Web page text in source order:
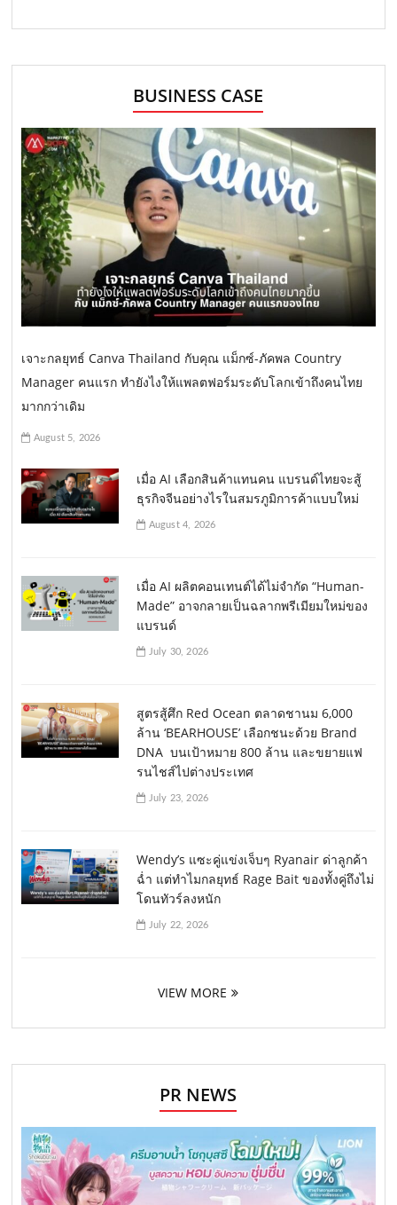
BUSINESS CASE
เจาะกลยุทธ์ Canva Thailand กับคุณ แม็กซ์-ภัคพล Country
Manager คนแรก ทำยังไงให้แพลตฟอร์มระดับโลกเข้าถึงคนไทย
มากกว่าเดิม
August 5, 2026
เมื่อ AI เลือกสินค้าแทนคน แบรนด์ไทยจะสู้
ธุรกิจจีนอย่างไรในสมรภูมิการค้าแบบใหม่
August 4, 2026
เมื่อ AI ผลิตคอนเทนต์ได้ไม่จำกัด “Human-
Made” อาจกลายเป็นฉลากพรีเมียมใหม่ของ
แบรนด์
July 30, 2026
สูตรสู้ศึก Red Ocean ตลาดชานม 6,000
ล้าน ‘BEARHOUSE’ เลือกชนะด้วย Brand
DNA บนเป้าหมาย 800 ล้าน และขยายแฟ
รนไชส์ไปต่างประเทศ
July 23, 2026
Wendy’s แซะคู่แข่งเจ็บๆ Ryanair ด่าลูกค้า
ฉ่ำ แต่ทำไมกลยุทธ์ Rage Bait ของทั้งคู่ถึงไม่
โดนทัวร์ลงหนัก
July 22, 2026
VIEW MORE
PR NEWS